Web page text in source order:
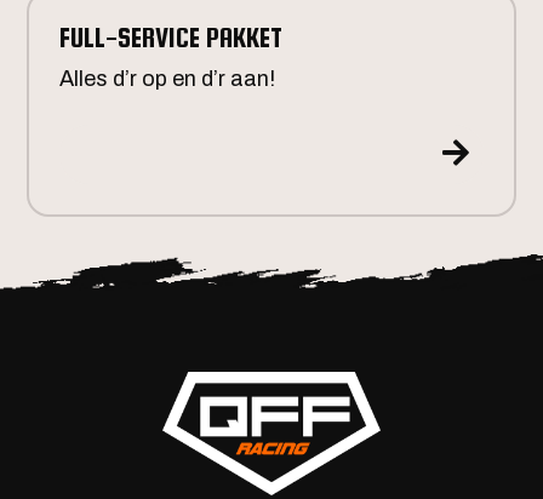
FULL-SERVICE PAKKET
Alles d’r op en d’r aan!
